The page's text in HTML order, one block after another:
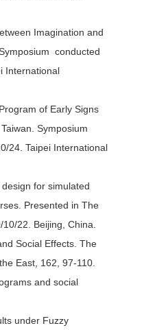
Imagination and
conducted
International
of Early Signs
Symposium
24. Taipei International
for simulated
Presented in The
22. Beijing, China.
Social Effects. The
East, 162, 97-110.
and social
under Fuzzy